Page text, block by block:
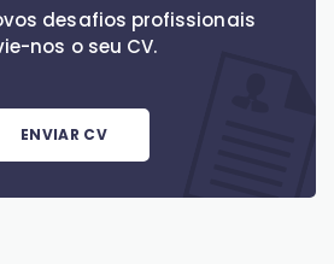
desafios profissionais
nos o seu CV.
ENVIAR CV